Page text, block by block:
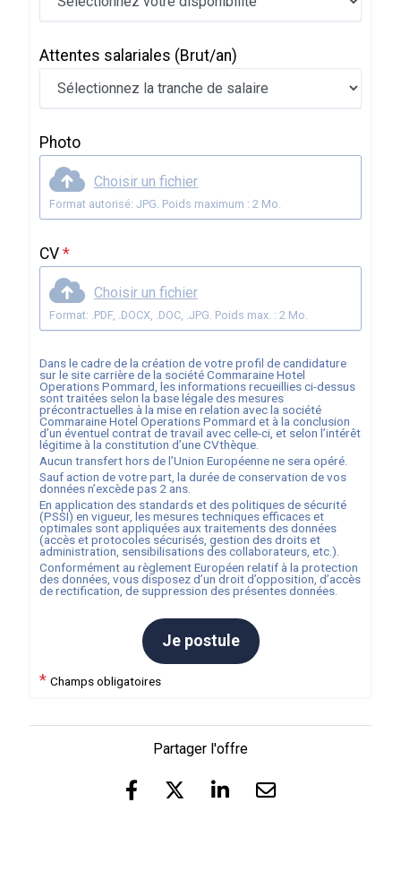
Attentes salariales (Brut/an)
Photo
Choisir un fichier
Format autorisé: JPG. Poids maximum : 2 Mo.
CV *
Choisir un fichier
Format: .PDF, .DOCX, .DOC, .JPG. Poids max. : 2 Mo.
Dans le cadre de la création de votre profil de candidature
sur le site carrière de la sociétéCommaraine Hotel
Operations Pommard , les informations recueillies ci-dessus
sont traitées selon la base légale des mesures
précontractuelles à la mise en relation avec la société
Commaraine Hotel Operations Pommard et à la conclusion
d’un éventuel contrat de travail avec celle-ci, et selon l’intérêt
légitime à la constitution d’une CVthèque.
Aucun transfert hors de l’Union Européenne ne sera opéré.
Sauf action de votre part, la durée de conservation de vos
données n’excède pas 2 ans.
En application des standards et des politiques de sécurité
(PSSI) en vigueur, les mesures techniques efficaces et
optimales sont appliquées aux traitements des données
(accès et protocoles sécurisés, gestion des droits et
administration, sensibilisations des collaborateurs, etc.).
Conformément au règlement Européen relatif à la protection
des données, vous disposez d’un droit d’opposition, d’accès
de rectification, de suppression des présentes données.
Je postule
* Champs obligatoires
Partager l'offre